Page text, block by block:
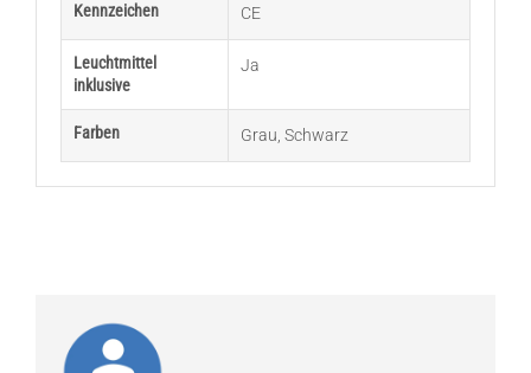
Kennzeichen CE
Leuchtmittel
inklusive
Ja
Farben Grau Schwarz